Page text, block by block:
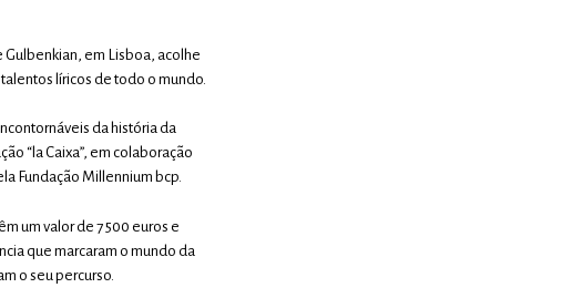
Gulbenkian, em Lisboa, acolhe
líricos de todo o mundo.​
da história da
“la Caixa”, em colaboração
Fundação Millennium bcp.
um valor de 7 500 euros e
que marcaram o mundo da
o seu percurso.